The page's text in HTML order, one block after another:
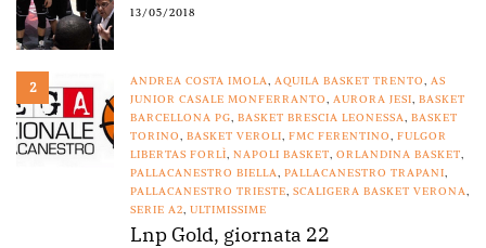
13/05/2018
2 ANDREA COSTA IMOLA, AQUILA BASKET TRENTO, AS
JUNIOR CASALE MONFERRANTO, AURORA JESI, BASKET
BARCELLONA PG, BASKET BRESCIA LEONESSA, BASKET
TORINO, BASKET VEROLI, FMC FERENTINO, FULGOR
LIBERTAS FORLÌ, NAPOLI BASKET, ORLANDINA BASKET,
PALLACANESTRO BIELLA, PALLACANESTRO TRAPANI,
PALLACANESTRO TRIESTE, SCALIGERA BASKET VERONA,
SERIE A2, ULTIMISSIME
Lnp Gold, giornata 22